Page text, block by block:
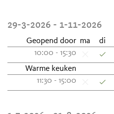
29-3-2026 - 1-11-2026
Geopend door ma di
10:00 - 15:30
Warme keuken
11:30 - 15:00